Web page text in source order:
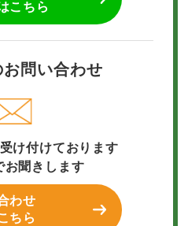
こちら
お問い合わせ
け付けております
お聞きします
わせ
ちら